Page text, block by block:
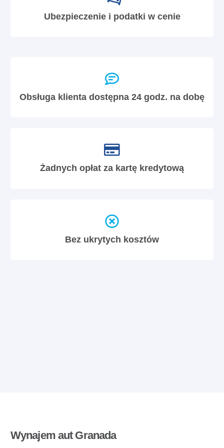
Ubezpieczenie i podatki w cenie
Obsługa klienta dostępna 24 godz. na dobę
Żadnych opłat za kartę kredytową
Bez ukrytych kosztów
Wynajem aut Granada